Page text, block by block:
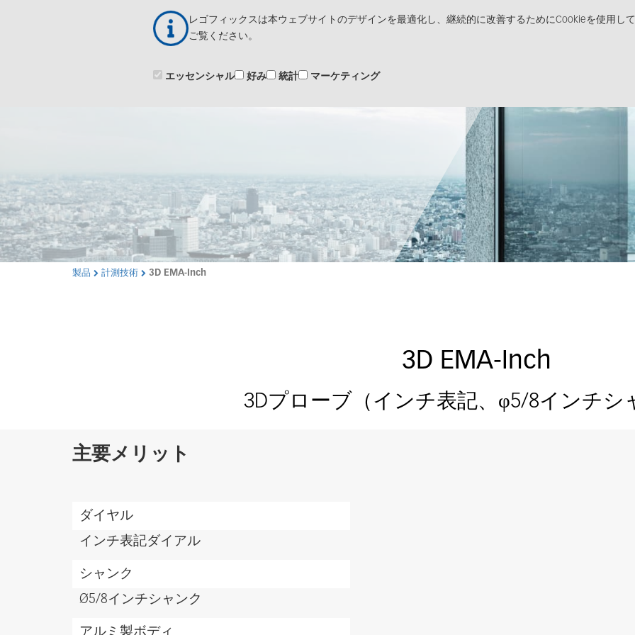
レゴフィックスは本ウェブサイトのデザインを最適化し、継続的に改善するためにCookieを使用し
ご覧ください。
エッセンシャル 好み 統計 マーケティング
製品 ソリューション 販売チャネル メディアセ
製品 計測技術 3D EMA-Inch
3D EMA-Inch
3Dプローブ（インチ表記、φ5/8インチシ
主要メリット
Features
benefits
ダイヤル
インチ表記ダイアル
シャンク
Ø5/8インチシャンク
アルミ製ボディ